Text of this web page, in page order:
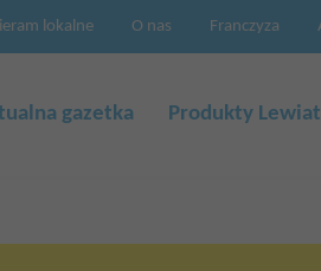
lokalne O nas Franczyza
gazetka Produkty